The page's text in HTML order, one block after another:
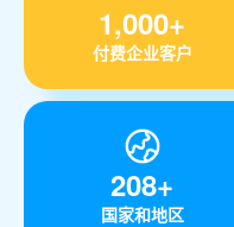
1,000+
付费企业客户
208+
国家和地区